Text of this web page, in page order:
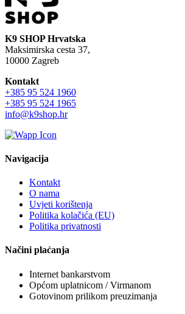
K9 SHOP Hrvatska
Maksimirska cesta 37,
10000 Zagreb
Kontakt
+385 95 524 1960
+385 95 524 1965
info@k9shop.hr
Navigacija
Kontakt
O nama
Uvjeti korištenja
Politika kolačića (EU)
Politika privatnosti
Načini plaćanja
Internet bankarstvom
Općom uplatnicom / Virmanom
Gotovinom prilikom preuzimanja